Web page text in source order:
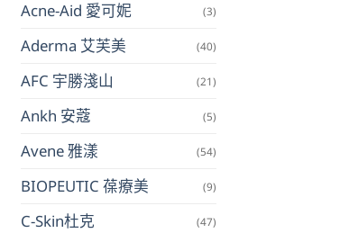
Acne-Aid 愛可妮 (3)
Aderma 艾芙美 (40)
AFC 宇勝淺山 (21)
Ankh 安蔻 (5)
Avene 雅漾 (54)
BIOPEUTIC 葆療美 (9)
C-Skin杜克 (47)